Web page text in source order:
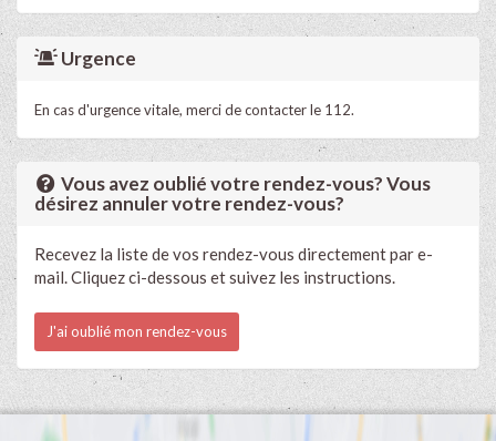
Urgence
En cas d'urgence vitale, merci de contacter le 112.
Vous avez oublié votre rendez-vous? Vous
désirez annuler votre rendez-vous?
Recevez la liste de vos rendez-vous directement par e-
mail. Cliquez ci-dessous et suivez les instructions.
J'ai oublié mon rendez-vous